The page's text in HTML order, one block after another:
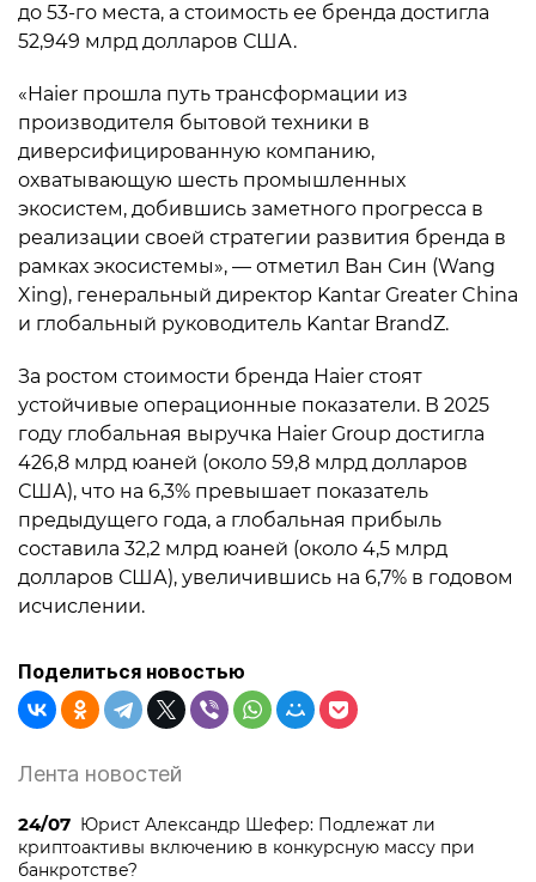
до 53-го места, а стоимость ее бренда достигла
52,949 млрд долларов США.
«Haier прошла путь трансформации из
производителя бытовой техники в
диверсифицированную компанию,
охватывающую шесть промышленных
экосистем, добившись заметного прогресса в
реализации своей стратегии развития бренда в
рамках экосистемы», — отметил Ван Син (Wang
Xing), генеральный директор Kantar Greater China
и глобальный руководитель Kantar BrandZ.
За ростом стоимости бренда Haier стоят
устойчивые операционные показатели. В 2025
году глобальная выручка Haier Group достигла
426,8 млрд юаней (около 59,8 млрд долларов
США), что на 6,3% превышает показатель
предыдущего года, а глобальная прибыль
составила 32,2 млрд юаней (около 4,5 млрд
долларов США), увеличившись на 6,7% в годовом
исчислении.
Поделиться новостью
Лента новостей
24/07 Юрист Александр Шефер: Подлежат ли
криптоактивы включению в конкурсную массу при
банкротстве?